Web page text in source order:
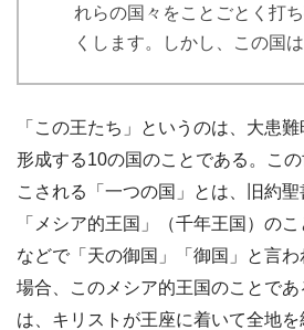
れらの国々をことごとく打
くします。しかし、この国
「この王たち」というのは、大患
形成する10の国のことである。こ
こされる「一つの国」とは、旧約
「メシア的王国」（千年王国）の
などで「天の御国」「御国」と言
場合、このメシア的王国のことで
は、キリストが王座に着いて全地